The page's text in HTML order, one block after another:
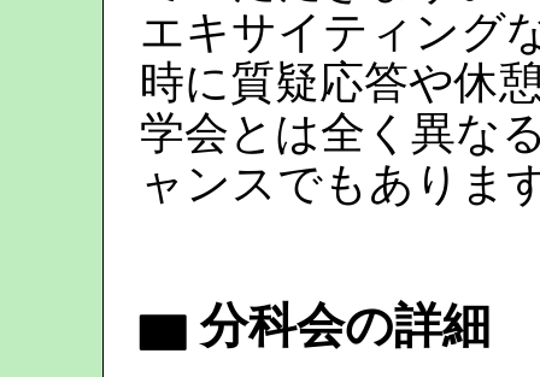
エキサイティング
時に質疑応答や休
学会とは全く異な
ャンスでもありま
▆ 分科会の詳細